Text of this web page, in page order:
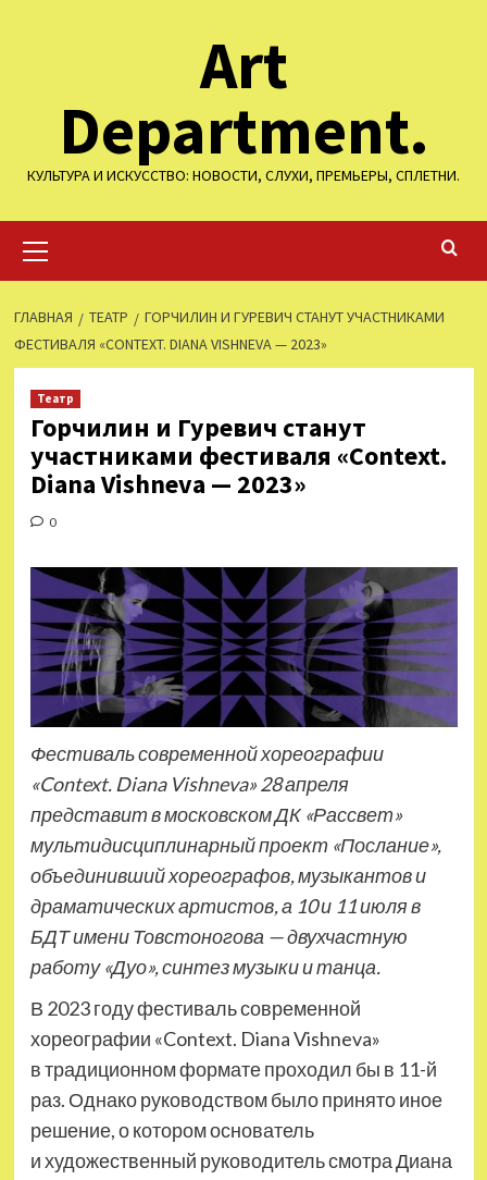
Art
Department.
КУЛЬТУРА И ИСКУССТВО: НОВОСТИ, СЛУХИ, ПРЕМЬЕРЫ, СПЛЕТНИ.
меню
ГЛАВНАЯ ТЕАТР
ГОРЧИЛИН И ГУРЕВИЧ СТАНУТ УЧАСТНИКАМИ
ФЕСТИВАЛЯ «CONTEXT. DIANA VISHNEVA — 2023»
Театр
Горчилин и Гуревич станут
участниками фестиваля «Context.
Diana Vishneva — 2023»
0
Фестиваль современной хореографии
«Context. Diana Vishneva» 28 апреля
представит в московском ДК «Рассвет»
мультидисциплинарный проект «Послание»,
объединивший хореографов, музыкантов и
драматических артистов, а 10 и 11 июля в
БДТ имени Товстоногова — двухчастную
работу «Дуо»,синтез музыки и танца.
В 2023 году фестиваль современной
хореографии «Context. Diana Vishneva»
в традиционном формате проходил бы в 11-й
раз. Однако руководством было принято иное
решение, о котором основатель
и художественный руководитель смотра Диана